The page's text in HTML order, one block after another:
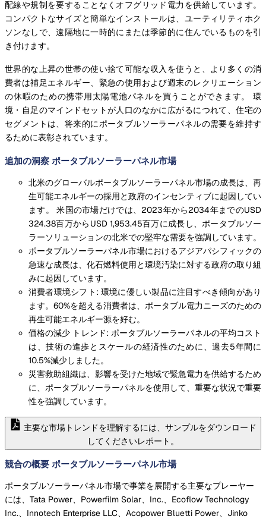
配線や規制を要することなくオフグリッド電力を供給しています。
コンパクトなサイズと簡単なインストールは、ユーティリティホク
ソンなしで、遠隔地に一時的にまたは季節的に住んでいるものを引
き付けます。
世界的な上昇の世帯の使い捨て可能な収入を使うと、より多くの消
費者は補足エネルギー、緊急の使用および週末のレクリエーション
の休暇のための携帯用太陽電池パネルを買うことができます。 環
境・自足のマインドセットが人口のなかに広がるにつれて、住宅の
セグメントは、将来的にポータブルソーラーパネルの需要を維持す
るために表彰されています。
追加の洞察 ポータブルソーラーパネル市場
北米のグローバルポータブルソーラーパネル市場の成長は、再
生可能エネルギーの採用と政府のインセンティブに起因してい
ます。 米国の市場だけでは、2023年から2034年までのUSD
324.38百万からUSD 1,953.45百万に成長し、ポータブルソー
ラーソリューションの北米での堅牢な需要を強調しています。
ポータブルソーラーパネル市場におけるアジアパシフィックの
急速な成長は、化石燃料使用と環境汚染に対する政府の取り組
みに起因しています。
消費者環境シフト: 環境に優しい製品に注目すべき傾向があり
ます。60%を超える消費者は、ポータブル電力ニーズのための
再生可能エネルギー源を好む。
価格の減少 トレンド: ポータブルソーラーパネルの平均コスト
は、技術の進歩とスケールの経済性のために、過去5年間に
10.5%減少しました。
災害救助組織は、影響を受けた地域で緊急電力を供給するため
に、ポータブルソーラーパネルを使用して、重要な状況で重要
性を強調しています。
主要な市場トレンドを理解するには、サンプルをダウンロード
してくださいレポート。
競合の概要 ポータブルソーラーパネル市場
ポータブルソーラーパネル市場で事業を展開する主要なプレーヤー
には、Tata Power、Powerfilm Solar、Inc.、Ecoflow Technology
Inc.、Innotech Enterprise LLC、Acopower Bluetti Power、Jinko